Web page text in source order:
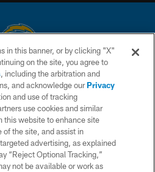
LLC. All rights reserved. This website
of the National Football League.
US
ACCESSIBILITY
AND CONDITIONS
POLICY
in this banner, or by clicking "X"
on the site, you agree to
, including the arbitration and
and acknowledge ourPrivacy
and use of tracking
use cookies and similar
this website to enhance site
of the site, and assist in
advertising, as explained
“Reject Optional Tracking,”
not be available or work as